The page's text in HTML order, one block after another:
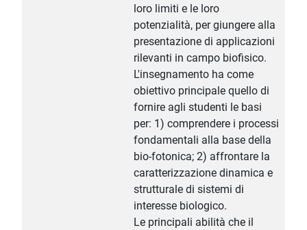
loro limiti e le loro
potenzialità, per giungere alla
presentazione di applicazioni
rilevanti in campo biofisico.
L'insegnamento ha come
obiettivo principale quello di
fornire agli studenti le basi
per: 1) comprendere i processi
fondamentali alla base della
bio-fotonica; 2) affrontare la
caratterizzazione dinamica e
strutturale di sistemi di
interesse biologico.
Le principali abilità che il